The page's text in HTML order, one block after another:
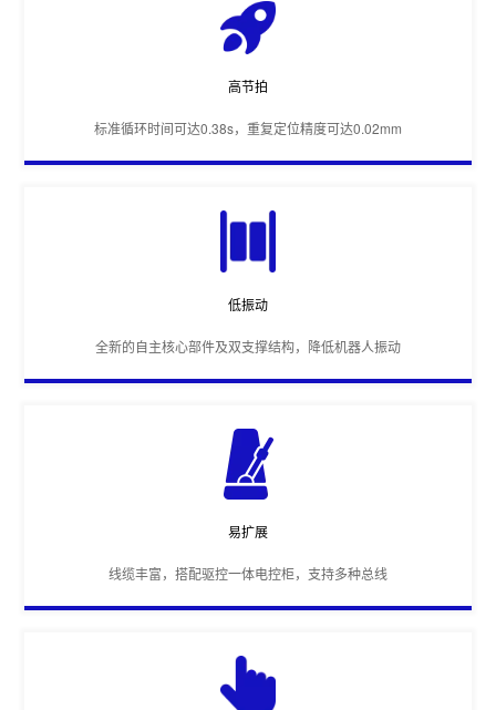
高节拍
标准循环时间可达0.38s，重复定位精度可达0.02mm
低振动
全新的自主核心部件及双支撑结构，降低机器人振动
易扩展
线缆丰富，搭配驱控一体电控柜，支持多种总线